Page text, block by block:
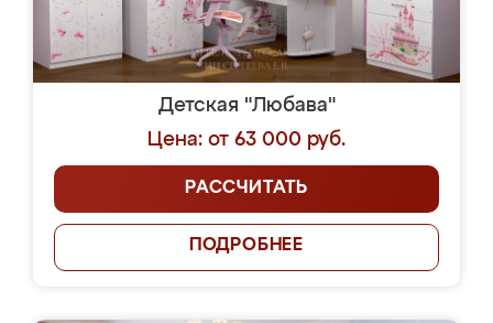
Детская "Любава"
Цена: от 63 000 руб.
РАССЧИТАТЬ
ПОДРОБНЕЕ